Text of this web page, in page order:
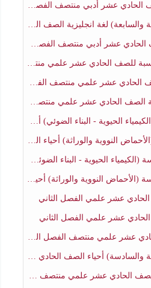
عشر أدبي منتصف الفصل الثاني
انجليزية الصف الحادي عشر أدبي الفصل الثاني
عشر أدبي منتصف الفصل الثاني
الحادي عشر علمي منتصف الفصل الثاني
عشر علمي منتصف الفصل الثاني
عشر علمي منتصف الفصل الثاني
الضوئي) أحياء الصف الحادي عشر علمي الفصل الثاني
أحياء الصف الحادي عشر علمي منتصف الفصل الثاني
البناء الضوئي) أحياء الصف الحادي عشر علمي الفصل الثاني
أحياء الصف الحادي عشر علمي منتصف الفصل الثاني
عشر علمي الفصل الثاني
عشر علمي الفصل الثاني
عشر علمي منتصف الفصل الثاني
الصف الحادي عشر علمي منتصف الفصل الثاني
عشر علمي منتصف الفصل الثاني